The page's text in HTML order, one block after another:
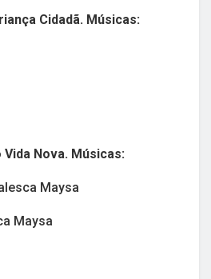
Cidadã. Músicas:
Nova. Músicas:
Maysa
Maysa